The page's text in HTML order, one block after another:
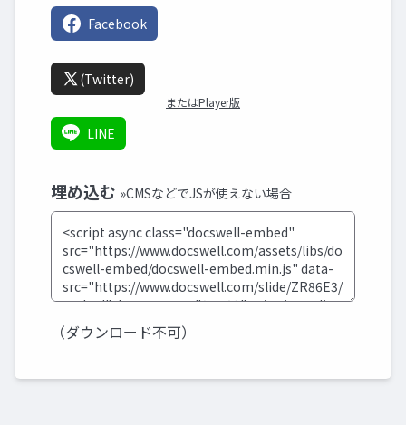
Facebook
(Twitter)
またはPlayer版
LINE
埋め込む »CMSなどでJSが使えない場合
（ダウンロード不可）